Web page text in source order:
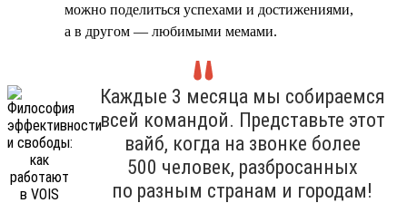
можно поделиться успехами и достижениями,
а в другом — любимыми мемами.
Каждые 3 месяца мы собираемся
всей командой. Представьте этот
вайб, когда на звонке более
500 человек, разбросанных
по разным странам и городам!